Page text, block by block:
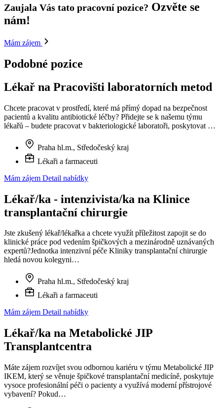
Zaujala Vás tato pracovní pozice? Ozvěte se
nám!
Mám zájem
Podobné pozice
Lékař na Pracovišti laboratorních metod
Chcete pracovat v prostředí, které má přímý dopad na bezpečnost
pacientů a kvalitu antibiotické léčby? Přidejte se k našemu týmu
lékařů – budete pracovat v bakteriologické laboratoři, poskytovat …
Praha hl.m., Středočeský kraj
Lékaři a farmaceuti
Mám zájem Detail nabídky
Lékař/ka - intenzivista/ka na Klinice
transplantační chirurgie
Jste zkušený lékař/lékařka a chcete využít příležitost zapojit se do
klinické práce pod vedením špičkových a mezinárodně uznávaných
expertů?Jednotka intenzivní péče Kliniky transplantační chirurgie
hledá novou kolegyni…
Praha hl.m., Středočeský kraj
Lékaři a farmaceuti
Mám zájem Detail nabídky
Lékař/ka na Metabolické JIP
Transplantcentra
Máte zájem rozvíjet svou odbornou kariéru v týmu Metabolické JIP
IKEM, který se věnuje špičkové transplantační medicíně, poskytuje
vysoce profesionální péči o pacienty a využívá moderní přístrojové
vybavení? Pokud…